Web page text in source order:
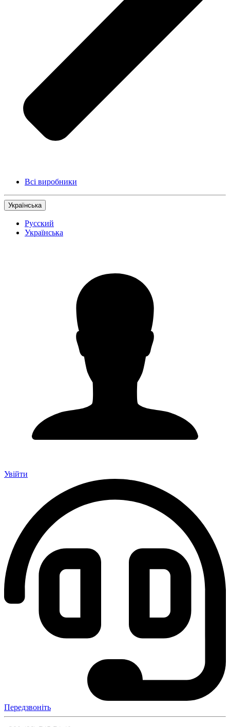
Всі виробники
Українська
Русский
Українська
Увійти
Передзвоніть